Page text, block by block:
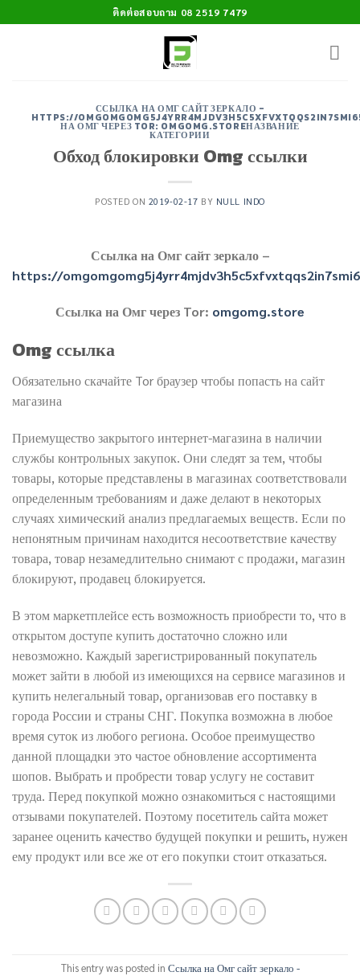
to
ติดต่อสอบถาม 08 2519 7479
ССЫЛКА НА ОМГ САЙТ ЗЕРКАЛО -
HTTPS://
НА ОМГ ЧЕРЕЗ TOR: OMGOMG.STOREНАЗВАНИЕ
КАТЕГОРИИ
Обход блокировки Omg ссылки
POSTED ON 2019-02-17 BY NULL INDO
Ссылка на Омг сайт зеркало –
https://
Ссылка на Омг через Tor: omgomg.store
Omg ссылка
Обязательно скачайте Tor браузер чтобы попасть на сайт
магазина
Приемущество закрытого интернет-магазина в наличии
службы контрольных закупок. Они следят за тем, чтобы
товары, которые представлены в магазинах соответствовали
определенным требованиям и даже делают в некоторых
случаях химический анализ предлагаемых веществ. Если по
непонятным причинам находится несоответствие качеству
товара, товар незамедлительно снимают с продажи, магазин
блокируют, продавец блокируется.
В этом маркетплейсе есть возможность приобрести то, что в
открытом доступе купить достаточно сложно или
невозможно. Каждый зарегистрированный покупатель
может зайти в любой из имеющихся на сервисе магазинов и
купить нелегальный товар, организовав его поставку в
города России и страны СНГ. Покупка возможна в любое
время суток из любого региона. Особое преимущество
данной площадки это частое обновление ассортимента
шопов. Выбрать и пробрести товар услугу не составит
труда. Перед покупкой можно ознакомиться с настоящими
отзывами покупателей. Поэтому посетитель сайта может
заранее оценить качество будущей покупки и решить, нужен
ему продукт или все же от его покупки стоит отказаться.
This entry was posted in Ссылка на Омг сайт зеркало -